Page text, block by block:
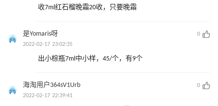
收7ml红石榴晚霜20收，只要晚霜
是Yomaris呀
0
2022-02-17 23:02:35
出小棕瓶7ml中小样，45/个，有9个
海淘用户364sV1Urb
0
2022-02-17 22:39:41